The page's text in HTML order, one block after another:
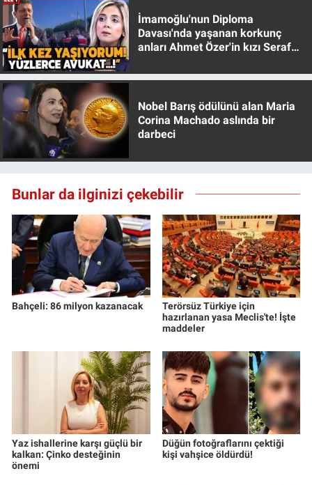
İmamoğlu'nun Diploma
Davası'nda yaşanan korkunç
anları Ahmet Özer'in kızı Seraf
Nobel Barış ödülünü alan Maria
Corina Machado aslında bir
darbeci
Bunlar da ilginizi çekebilir
Bahçeli: 86 milyon kazanacak
Terörsüz Türkiye için
hazırlanan yasa Meclis'te! İşte
maddeler
Yaz ishallerine karşı güçlü bir
kalkan: Çinko desteğinin
önemi
Düğün fotoğraflarını çektiği
kişi vahşice öldürdü!